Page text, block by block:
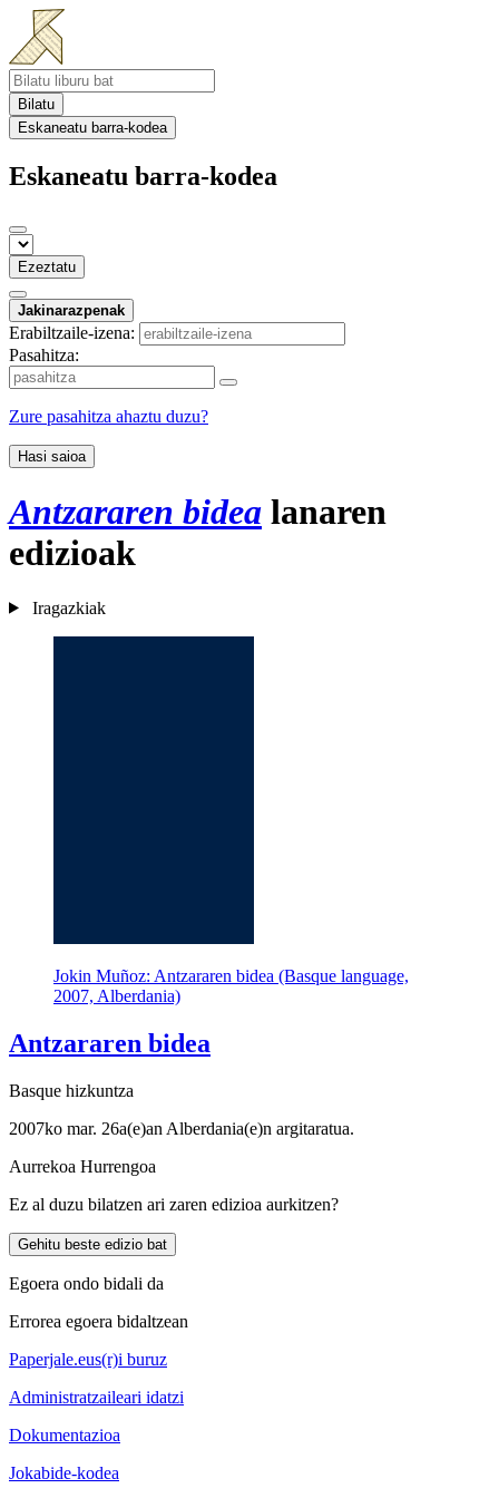
Bilatu
Eskaneatu barra-kodea
Eskaneatu barra-kodea
Ezeztatu
Jakinarazpenak
Erabiltzaile-izena:
Pasahitza:
Zure pasahitza ahaztu duzu?
Hasi saioa
Antzararen bidea lanaren
edizioak
Iragazkiak
Jokin Muñoz: Antzararen bidea (Basque language,
2007, Alberdania)
Antzararen bidea
Basque hizkuntza
2007ko mar. 26a(e)an Alberdania(e)n argitaratua.
Aurrekoa Hurrengoa
Ez al duzu bilatzen ari zaren edizioa aurkitzen?
Gehitu beste edizio bat
Egoera ondo bidali da
Errorea egoera bidaltzean
Paperjale.eus(r)i buruz
Administratzaileari idatzi
Dokumentazioa
Jokabide-kodea